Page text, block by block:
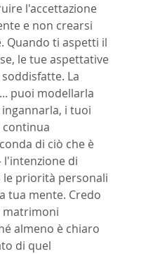
l'accettazione
e non crearsi
Quando ti aspetti il
le tue aspettative
La
puoi modellarla
i tuoi
continua
di ciò che è
di
le priorità personali
tua mente. Credo
matrimoni
almeno è chiaro
di quel